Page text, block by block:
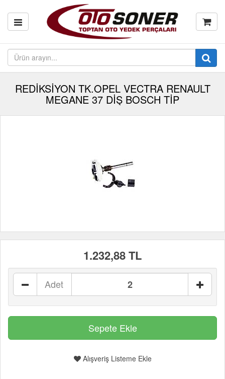
REDİKSİYON TK.OPEL VECTRA RENAULT
MEGANE 37 DİŞ BOSCH TİP
1.232,88 TL
Adet
Alışveriş Listeme Ekle